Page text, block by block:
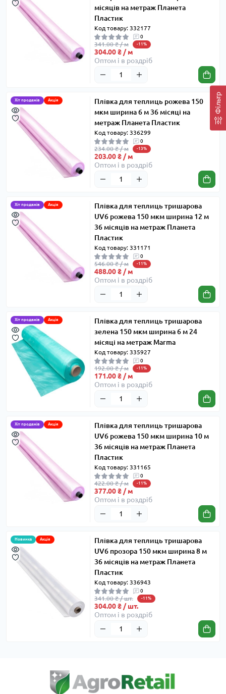
Фільтр
місяців на метраж Планета
Пластик
Код товару: 332177
0
341.00 ₴ / м -11%
304.00 ₴ / м
Оптом і в роздріб
Хіт продажів Акція
Плівка для теплиць рожева 150
мкм ширина 6 м 36 місяці на
метраж Планета Пластик
Код товару: 336299
0
234.00 ₴ / м -13%
203.00 ₴ / м
Оптом і в роздріб
Хіт продажів Акція
Плівка для теплиць тришарова
UV6 рожева 150 мкм ширина 12 м
36 місяців на метраж Планета
Пластик
Код товару: 331171
0
546.00 ₴ / м -11%
488.00 ₴ / м
Оптом і в роздріб
Хіт продажів Акція
Плівка для теплиць тришарова
зелена 150 мкм ширина 6 м 24
місяці на метраж Marma
Код товару: 335927
0
192.00 ₴ / м -11%
171.00 ₴ / м
Оптом і в роздріб
Хіт продажів Акція
Плівка для теплиць тришарова
UV6 рожева 150 мкм ширина 10 м
36 місяців на метраж Планета
Пластик
Код товару: 331165
0
422.00 ₴ / м -11%
377.00 ₴ / м
Оптом і в роздріб
Новинка Акція
Плівка для теплиць тришарова
UV6 прозора 150 мкм ширина 8 м
36 місяців на метраж Планета
Пластик
Код товару: 336943
0
341.00 ₴ / шт. -11%
304.00 ₴ / шт.
Оптом і в роздріб